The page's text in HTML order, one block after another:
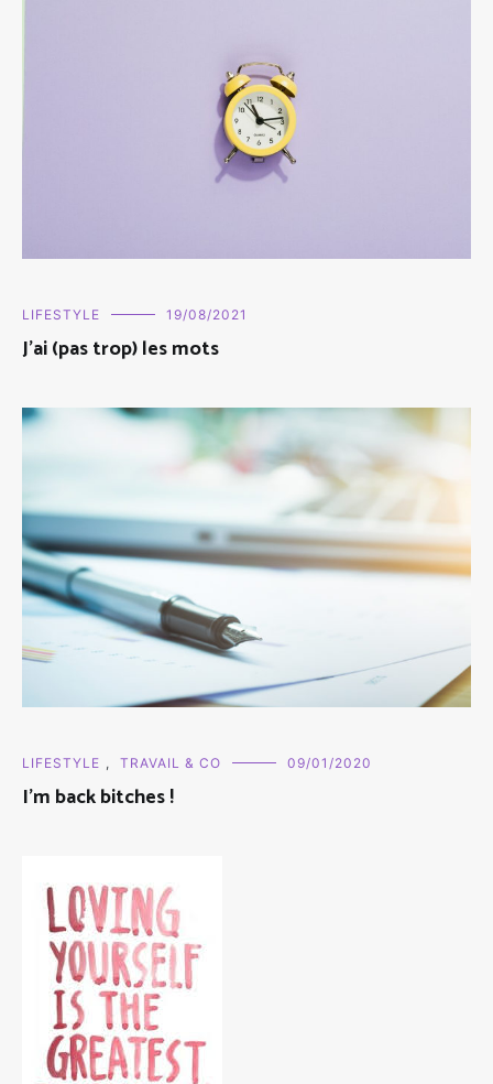
LIFESTYLE 19/08/2021
J'ai (pas trop) les mots
LIFESTYLE , TRAVAIL & CO 09/01/2020
I'm back bitches !